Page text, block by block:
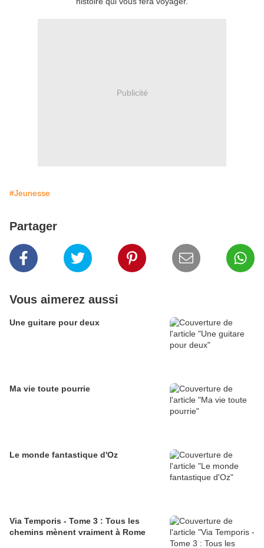
Publicité
#Jeunesse
Partager
Vous aimerez aussi
Une guitare pour deux
Ma vie toute pourrie
Le monde fantastique d'Oz
Via Temporis - Tome 3 : Tous les
chemins mènent vraiment à Rome